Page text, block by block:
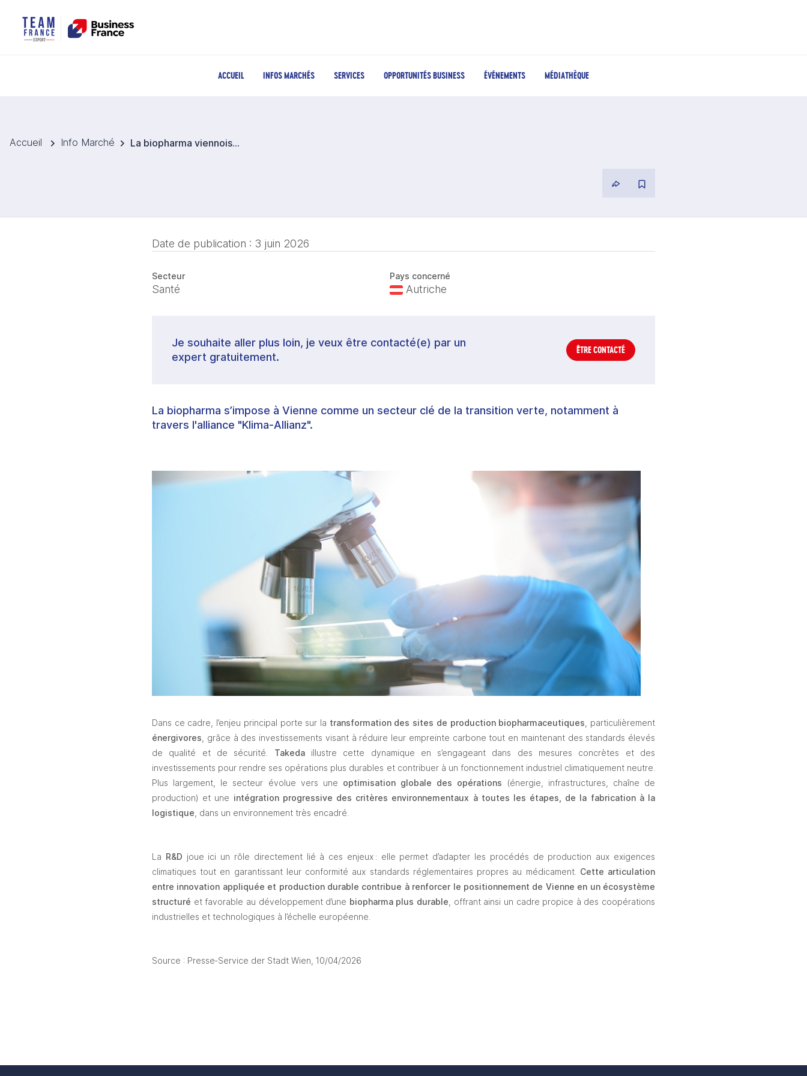
ACCUEIL INFOS MARCHÉS SERVICES OPPORTUNITÉS BUSINESS ÉVÉNEMENTS MÉDIATHÈQUE
Accueil Info Marché La biopharma viennoise s’engage dans la transition verte, renforçant un écosystème durable
Date de publication : 3 juin 2026
Secteur
Santé
Pays concerné
Autriche
Je souhaite aller plus loin, je veux être contacté(e) par un
expert gratuitement.
ÊTRE CONTACTÉ
La biopharma s’impose à Vienne comme un secteur clé de la transition verte, notamment à
travers l'alliance "Klima-Allianz".
Dans ce cadre, l’enjeu principal porte sur la transformation des sites de production biopharmaceutiques
énergivores , grâce à des investissements visant à réduire leur empreinte carbone tout en maintenant des standards élevés
de qualité et de sécurité. Takeda illustre cette dynamique en s’engageant dans des mesures concrètes et des
investissements pour rendre ses opérations plus durables et contribuer à un fonctionnement industriel climatiquement neutre.
Plus largement, le secteur évolue vers une optimisation globale des opérations (énergie, infrastructures, chaîne de
production) et une intégration progressive des critères environnementaux à toutes les étapes, de la fabrication à la
logistique , dans un environnement très encadré.
La R&D joue ici un rôle directement lié à ces enjeux : elle permet d’adapter les procédés de production aux exigences
climatiques tout en garantissant leur conformité aux standards réglementaires propres au médicament. Cette articulation
entre innovation appliquée et production durable contribue à renforcer le positionnement de Vienne en un écosystème
structuré et favorable au développement d’une biopharma plus durable , offrant ainsi un cadre propice à des coopérations
industrielles et technologiques à l’échelle européenne.
Source : Presse‑Service der Stadt Wien, 10/04/2026